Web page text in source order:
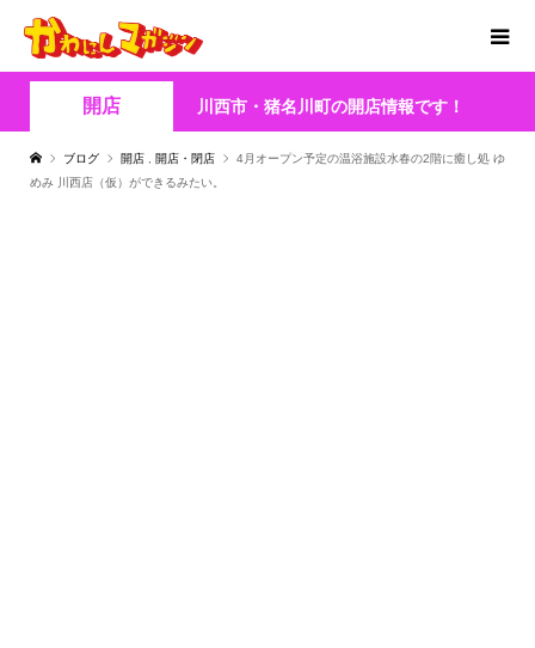
開店 川西市・猪名川町の開店情報です！
ブログ 開店 開店・閉店
4月オープン予定の温浴施設水春の2階に癒し処 ゆ
めみ 川西店（仮）ができるみたい。